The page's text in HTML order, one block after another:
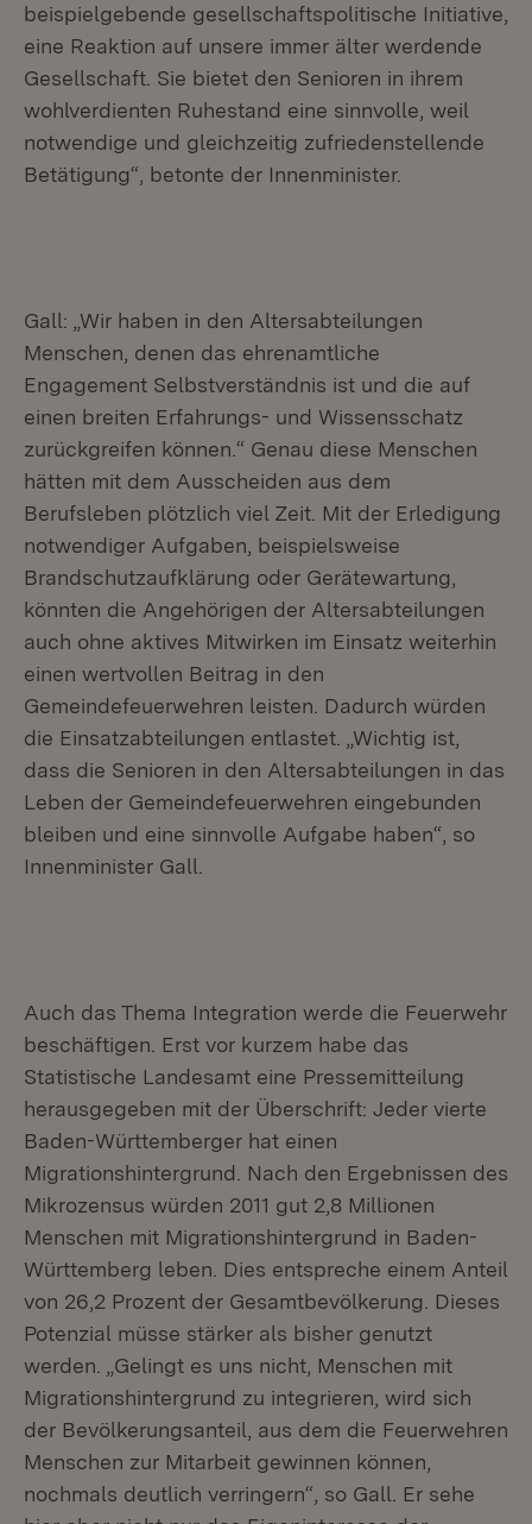
beispielgebende gesellschaftspolitische Initiative,
eine Reaktion auf unsere immer älter werdende
Gesellschaft. Sie bietet den Senioren in ihrem
wohlverdienten Ruhestand eine sinnvolle, weil
notwendige und gleichzeitig zufriedenstellende
Betätigung“, betonte der Innenminister.
Gall: „Wir haben in den Altersabteilungen
Menschen, denen das ehrenamtliche
Engagement Selbstverständnis ist und die auf
einen breiten Erfahrungs- und Wissensschatz
zurückgreifen können.“ Genau diese Menschen
hätten mit dem Ausscheiden aus dem
Berufsleben plötzlich viel Zeit. Mit der Erledigung
notwendiger Aufgaben, beispielsweise
Brandschutzaufklärung oder Gerätewartung,
könnten die Angehörigen der Altersabteilungen
auch ohne aktives Mitwirken im Einsatz weiterhin
einen wertvollen Beitrag in den
Gemeindefeuerwehren leisten. Dadurch würden
die Einsatzabteilungen entlastet. „Wichtig ist,
dass die Senioren in den Altersabteilungen in das
Leben der Gemeindefeuerwehren eingebunden
bleiben und eine sinnvolle Aufgabe haben“, so
Innenminister Gall.
Auch das Thema Integration werde die Feuerwehr
beschäftigen. Erst vor kurzem habe das
Statistische Landesamt eine Pressemitteilung
herausgegeben mit der Überschrift: Jeder vierte
Baden-Württemberger hat einen
Migrationshintergrund. Nach den Ergebnissen des
Mikrozensus würden 2011 gut 2,8 Millionen
Menschen mit Migrationshintergrund in Baden-
Württemberg leben. Dies entspreche einem Anteil
von 26,2 Prozent der Gesamtbevölkerung. Dieses
Potenzial müsse stärker als bisher genutzt
werden. „Gelingt es uns nicht, Menschen mit
Migrationshintergrund zu integrieren, wird sich
der Bevölkerungsanteil, aus dem die Feuerwehren
Menschen zur Mitarbeit gewinnen können,
nochmals deutlich verringern“, so Gall. Er sehe